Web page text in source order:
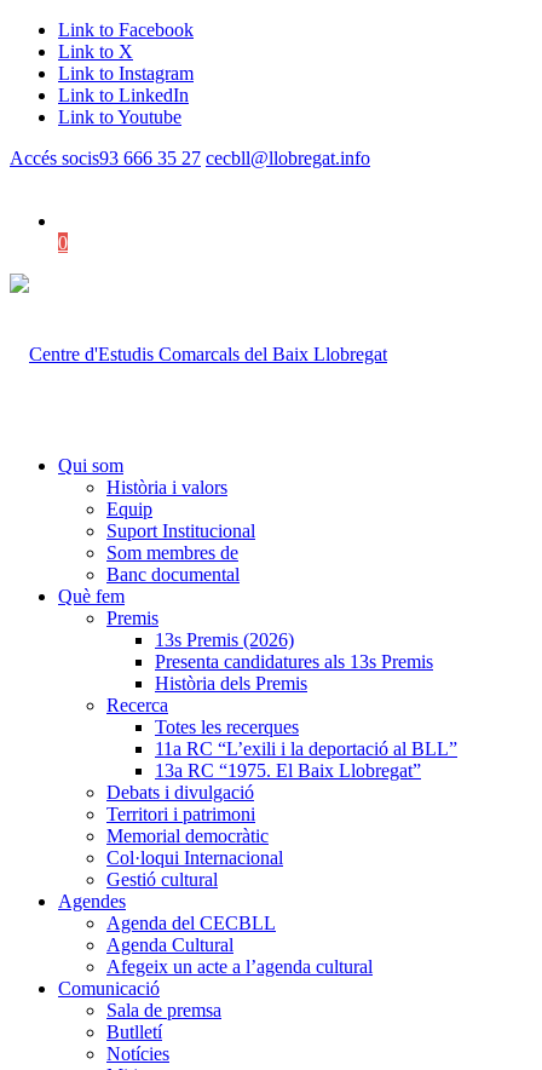
Link to Facebook
Link to X
Link to Instagram
Link to LinkedIn
Link to Youtube
Accés socis93 666 35 27 cecbll@llobregat.info
0
Qui som
Història i valors
Equip
Suport Institucional
Som membres de
Banc documental
Què fem
Premis
13s Premis (2026)
Presenta candidatures als 13s Premis
Història dels Premis
Recerca
Totes les recerques
11a RC “L’exili i la deportació al BLL”
13a RC “1975. El Baix Llobregat”
Debats i divulgació
Territori i patrimoni
Memorial democràtic
Col·loqui Internacional
Gestió cultural
Agendes
Agenda del CECBLL
Agenda Cultural
Afegeix un acte a l’agenda cultural
Comunicació
Sala de premsa
Butlletí
Notícies